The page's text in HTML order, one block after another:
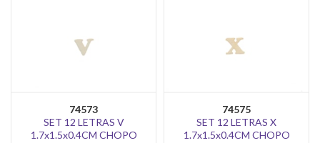
74573
SET 12 LETRAS V
1.7x1.5x0.4CM CHOPO
74575
SET 12 LETRAS X
1.7x1.5x0.4CM CHOPO